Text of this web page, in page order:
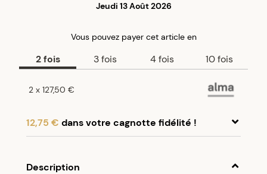
Jeudi 13 Août 2026
Vous pouvez payer cet articleen
2fois 3fois 4fois 10fois
2 x 127,50 €
12,75 € dans votre cagnotte fidélité !
Description